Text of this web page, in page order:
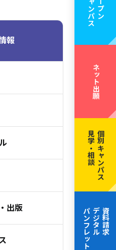
キャンパス
ネット出願
個別キャンパス
見学・相談
資料請求
デジタル
パンフレット
報
出版